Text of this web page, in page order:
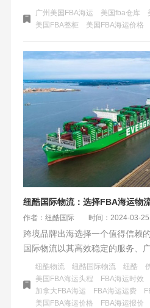
质资源，实现货物从中国直达美
保证了货物的安全性和时效性。
广州美国FBA海运 美国fba仓库
美国FBA整柜
美国FBA海运价格
纽酷国际物流：选择FBA海运物
作者：纽酷国际 时间：2024-03-25
跨境品牌出海选择一个值得信赖
国际物流以其高效稳定的服务、
流团队、卓越的客户服务以及前
了一站式的物流解决方案。选择
的合作伙伴，助力您的商品畅通
纽酷物流 纽酷国际物流 纽酷
美国FBA海运头程
FBA海运时效
加拿大FBA海运
FBA海运运费
美国FBA海运价格
FBA海运报价